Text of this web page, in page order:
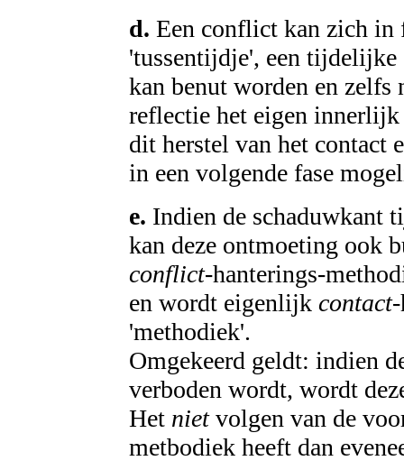
d. Een conflict kan zich in
'tussentijdje', een
kan benut worden en
reflectie het eigen innerlijk
dit herstel van het contact
in een volgende fase
e. Indien de schaduwkant
kan deze ontmoeting ook
conflict-hanterings-
en wordt eigenlijk contact-
'methodiek'.
Omgekeerd geldt: indien
verboden wordt, wordt
Het nietvolgen van de
metbodiek heeft dan